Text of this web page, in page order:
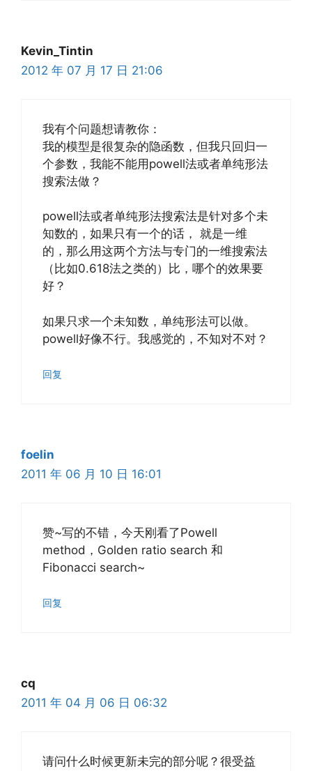
Kevin_Tintin
2012 年 07 月 17 日 21:06
我有个问题想请教你：
我的模型是很复杂的隐函数，但我只回归一
个参数，我能不能用powell法或者单纯形法
搜索法做？
powell法或者单纯形法搜索法是针对多个未
知数的，如果只有一个的话， 就是一维
的，那么用这两个方法与专门的一维搜索法
（比如0.618法之类的）比，哪个的效果要
好？
如果只求一个未知数，单纯形法可以做。
powell好像不行。我感觉的，不知对不对？
回复
foelin
2011 年 06 月 10 日 16:01
赞~写的不错，今天刚看了Powell
method，Golden ratio search 和
Fibonacci search~
回复
cq
2011 年 04 月 06 日 06:32
请问什么时候更新未完的部分呢？很受益